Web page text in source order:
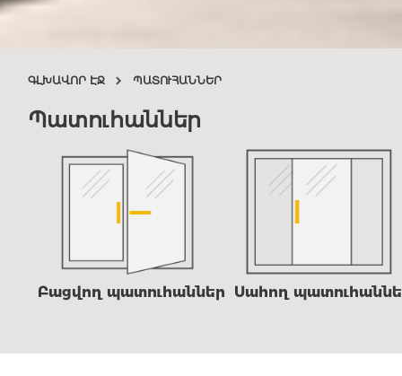
ԳԼԽԱՎՈՐ ԷՋ ՊԱՏՈՒՀԱՆՆԵՐ
Պատուհաններ
Բացվող պատուհաններ Սահող